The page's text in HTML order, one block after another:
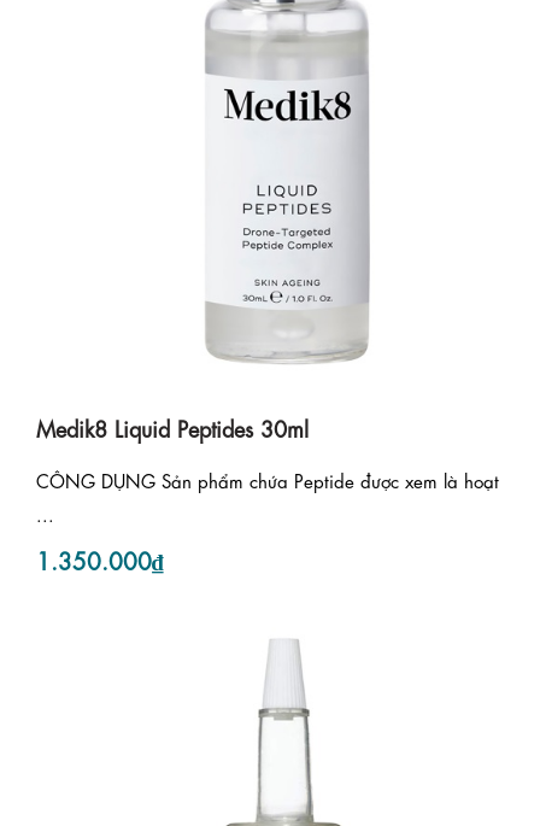
Medik8 Liquid Peptides 30ml
CÔNG DỤNG Sản phẩm chứa Peptide được xem là hoạt
1.350.000₫